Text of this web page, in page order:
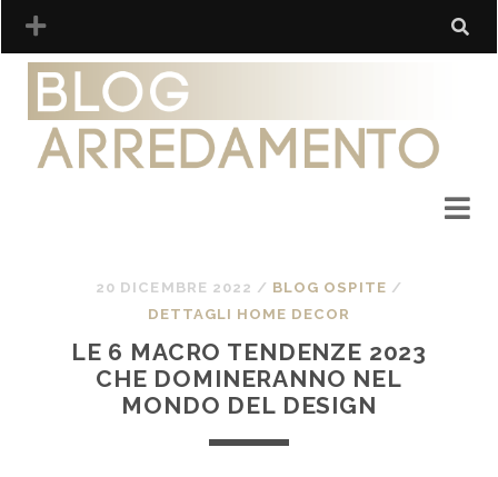
20 DICEMBRE 2022 / BLOG OSPITE /
DETTAGLI HOME DECOR
LE 6 MACRO TENDENZE 2023
CHE DOMINERANNO NEL
MONDO DEL DESIGN